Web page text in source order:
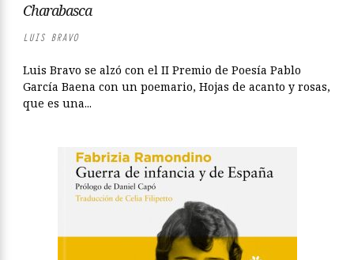
Charabasca
LUIS BRAVO
Luis Bravo se alzó con el II Premio de Poesía Pablo
García Baena con un poemario, Hojas de acanto y rosas,
que es una...